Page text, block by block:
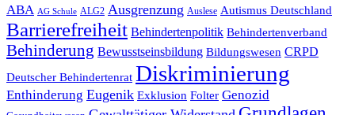
ABA AG Schule ALG2 Ausgrenzung Auslese Autismus Deutschland
Barrierefreiheit Behindertenpolitik Behindertenverband
Behinderung Bewusstseinsbildung Bildungswesen CRPD
Deutscher Behindertenrat Diskriminierung
Enthinderung Eugenik Exklusion Folter Genozid